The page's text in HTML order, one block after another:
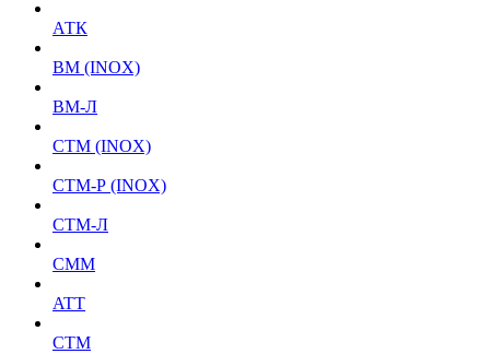
АТК
ВМ (INOX)
ВМ-Л
СТМ (INOX)
СТМ-Р (INOX)
СТМ-Л
СММ
ATT
СТМ